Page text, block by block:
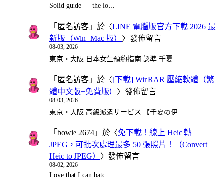
Solid guide — the lo…
「 匿名訪客 」於〈LINE 電腦版官方下載 2026 最
新版（Win+Mac 版） 〉發佈留言
08-03, 2026
東京・大阪 日本女生預約指南 認準 千夏…
「 匿名訪客 」於〈[下載] WinRAR 壓縮軟體（繁
體中文版+免費版） 〉發佈留言
08-03, 2026
東京・大阪 高級派遣サービス 【千夏の伊…
「 bowie 2674 」於〈免下載！線上 Heic 轉
JPEG，可批次處理最多 50 張照片！（Convert
Heic to JPEG） 〉發佈留言
08-02, 2026
Love that I can batc…